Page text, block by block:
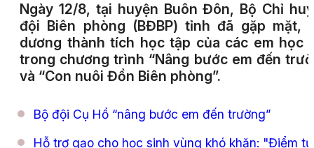
Ngày 12/8, tại huyện Buôn Đôn, Bộ Chỉ
đội Biên phòng (BĐBP) tỉnh đã gặp mặt,
dương thành tích học tập của các em học
trong chương trình “Nâng bước em đến
và “Con nuôi Đồn Biên phòng”.
Bộ đội Cụ Hồ “nâng bước em đến trường”
Hỗ trợ gạo cho học sinh vùng khó khăn: "Điểm